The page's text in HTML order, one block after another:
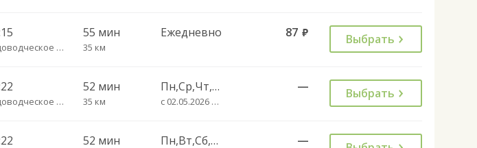
садоводческое некоммерческое товариществ
55 мин
35 км
Ежедневно 87 руб. Выбрать
садоводческое некоммерческое товариществ
52 мин
35 км
Пн,Ср,Чт,Сб,Вс
с 02.05.2026 до 01.10.2026
— Выбрать
52 мин Пн,Вт,Сб,Вс —